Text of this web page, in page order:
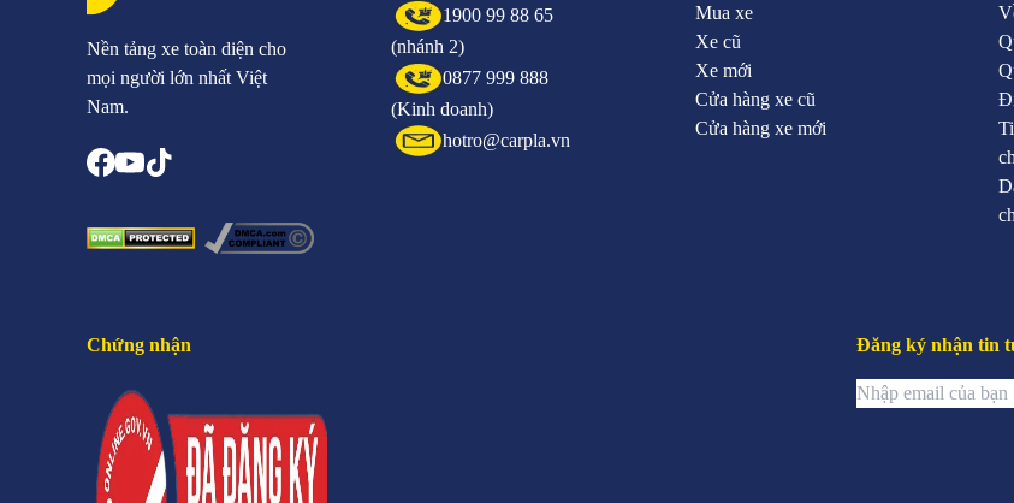
Nền tảng xe toàn diện cho
mọi người lớn nhất Việt
Nam.
1900 99 88 65
(nhánh 2)
0877 999 888
(Kinh doanh)
hotro@carpla.vn
Mua xe
Xe cũ
Xe mới
Cửa hàng xe cũ
Cửa hàng xe mới
Chứng nhận Đăng ký nhận tin